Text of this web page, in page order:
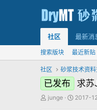
社区 最新消
搜索版块 最近新贴
社区 砂浆技术资
已发布 求
主
junge
发
2017-